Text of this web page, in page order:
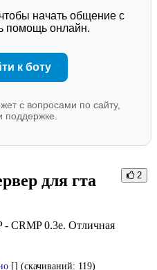
начать общение с
помощь онлайн.
к боту
с вопросами по сайту,
поддержке.
2
для гта
CRMP 0.3e. Отличная
[] (cкачиваний: 119)